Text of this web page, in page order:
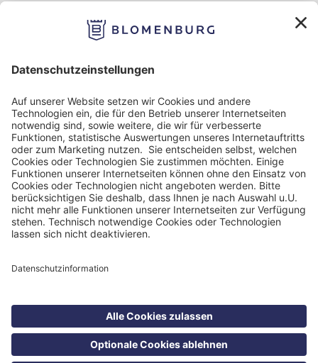
Impressum
Datenschutzinformation
Nutzungsbedingungen
Barrierefreiheit
Cookie Einstellungen
©Blomenburg Holding GmbH 2026